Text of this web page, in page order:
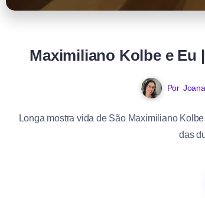
Maximiliano Kolbe e Eu
Por
Longa mostra vida de São Maximiliano
das